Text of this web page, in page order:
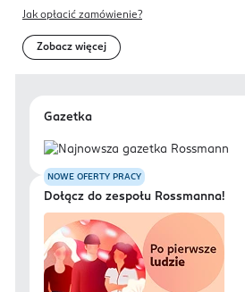
Jak opłacić zamówienie?
Zobacz więcej
Gazetka
NOWE OFERTY PRACY
Dołącz do zespołu Rossmanna!